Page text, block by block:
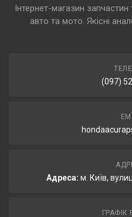
Інтернет-магазин
авто та мото. Якісні
(097)
Адреса: м. Київ,
ГРАФІК